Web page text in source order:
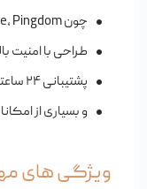
چون Gtmetrix، Google، Pingdom و …
طراحی با امنیت
پشتیبانی ۲۴ ساعته در ۷ روز هفته
و بسیاری از
ویژگی های